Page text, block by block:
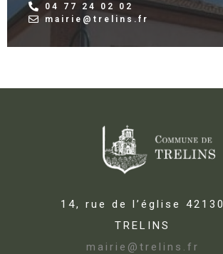
04 77 24 02 02
mairie@trelins.fr
14, rue de l’église 42130
TRELINS
mairie@trelins.fr